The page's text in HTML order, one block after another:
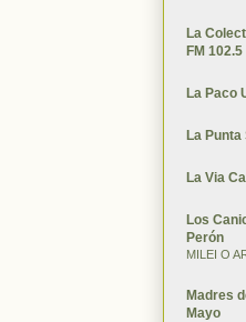
La
FM 102.5
La Paco
La Punta
La Via
Los
Perón
MILEI O
Madres
Mayo